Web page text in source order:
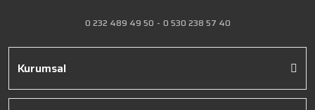
0 232 489 49 50 - 0 530 238 57 40
Kurumsal